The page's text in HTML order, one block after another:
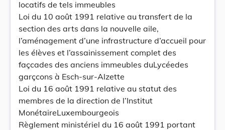
locatifs de tels immeubles
Loi du 10 août 1991 relative au transfert de la
section des arts dans la nouvelle aile,
l’aménagement d’une infrastructure d’accueil pour
les élèves et l’assainissement complet des
façcades des anciens immeubles duLycéedes
garçcons à Esch-sur-Alzette
Loi du 16 août 1991 relative au statut des
membres de la direction de l’Institut
MonétaireLuxembourgeois
Règlement ministériel du 16 août 1991 portant